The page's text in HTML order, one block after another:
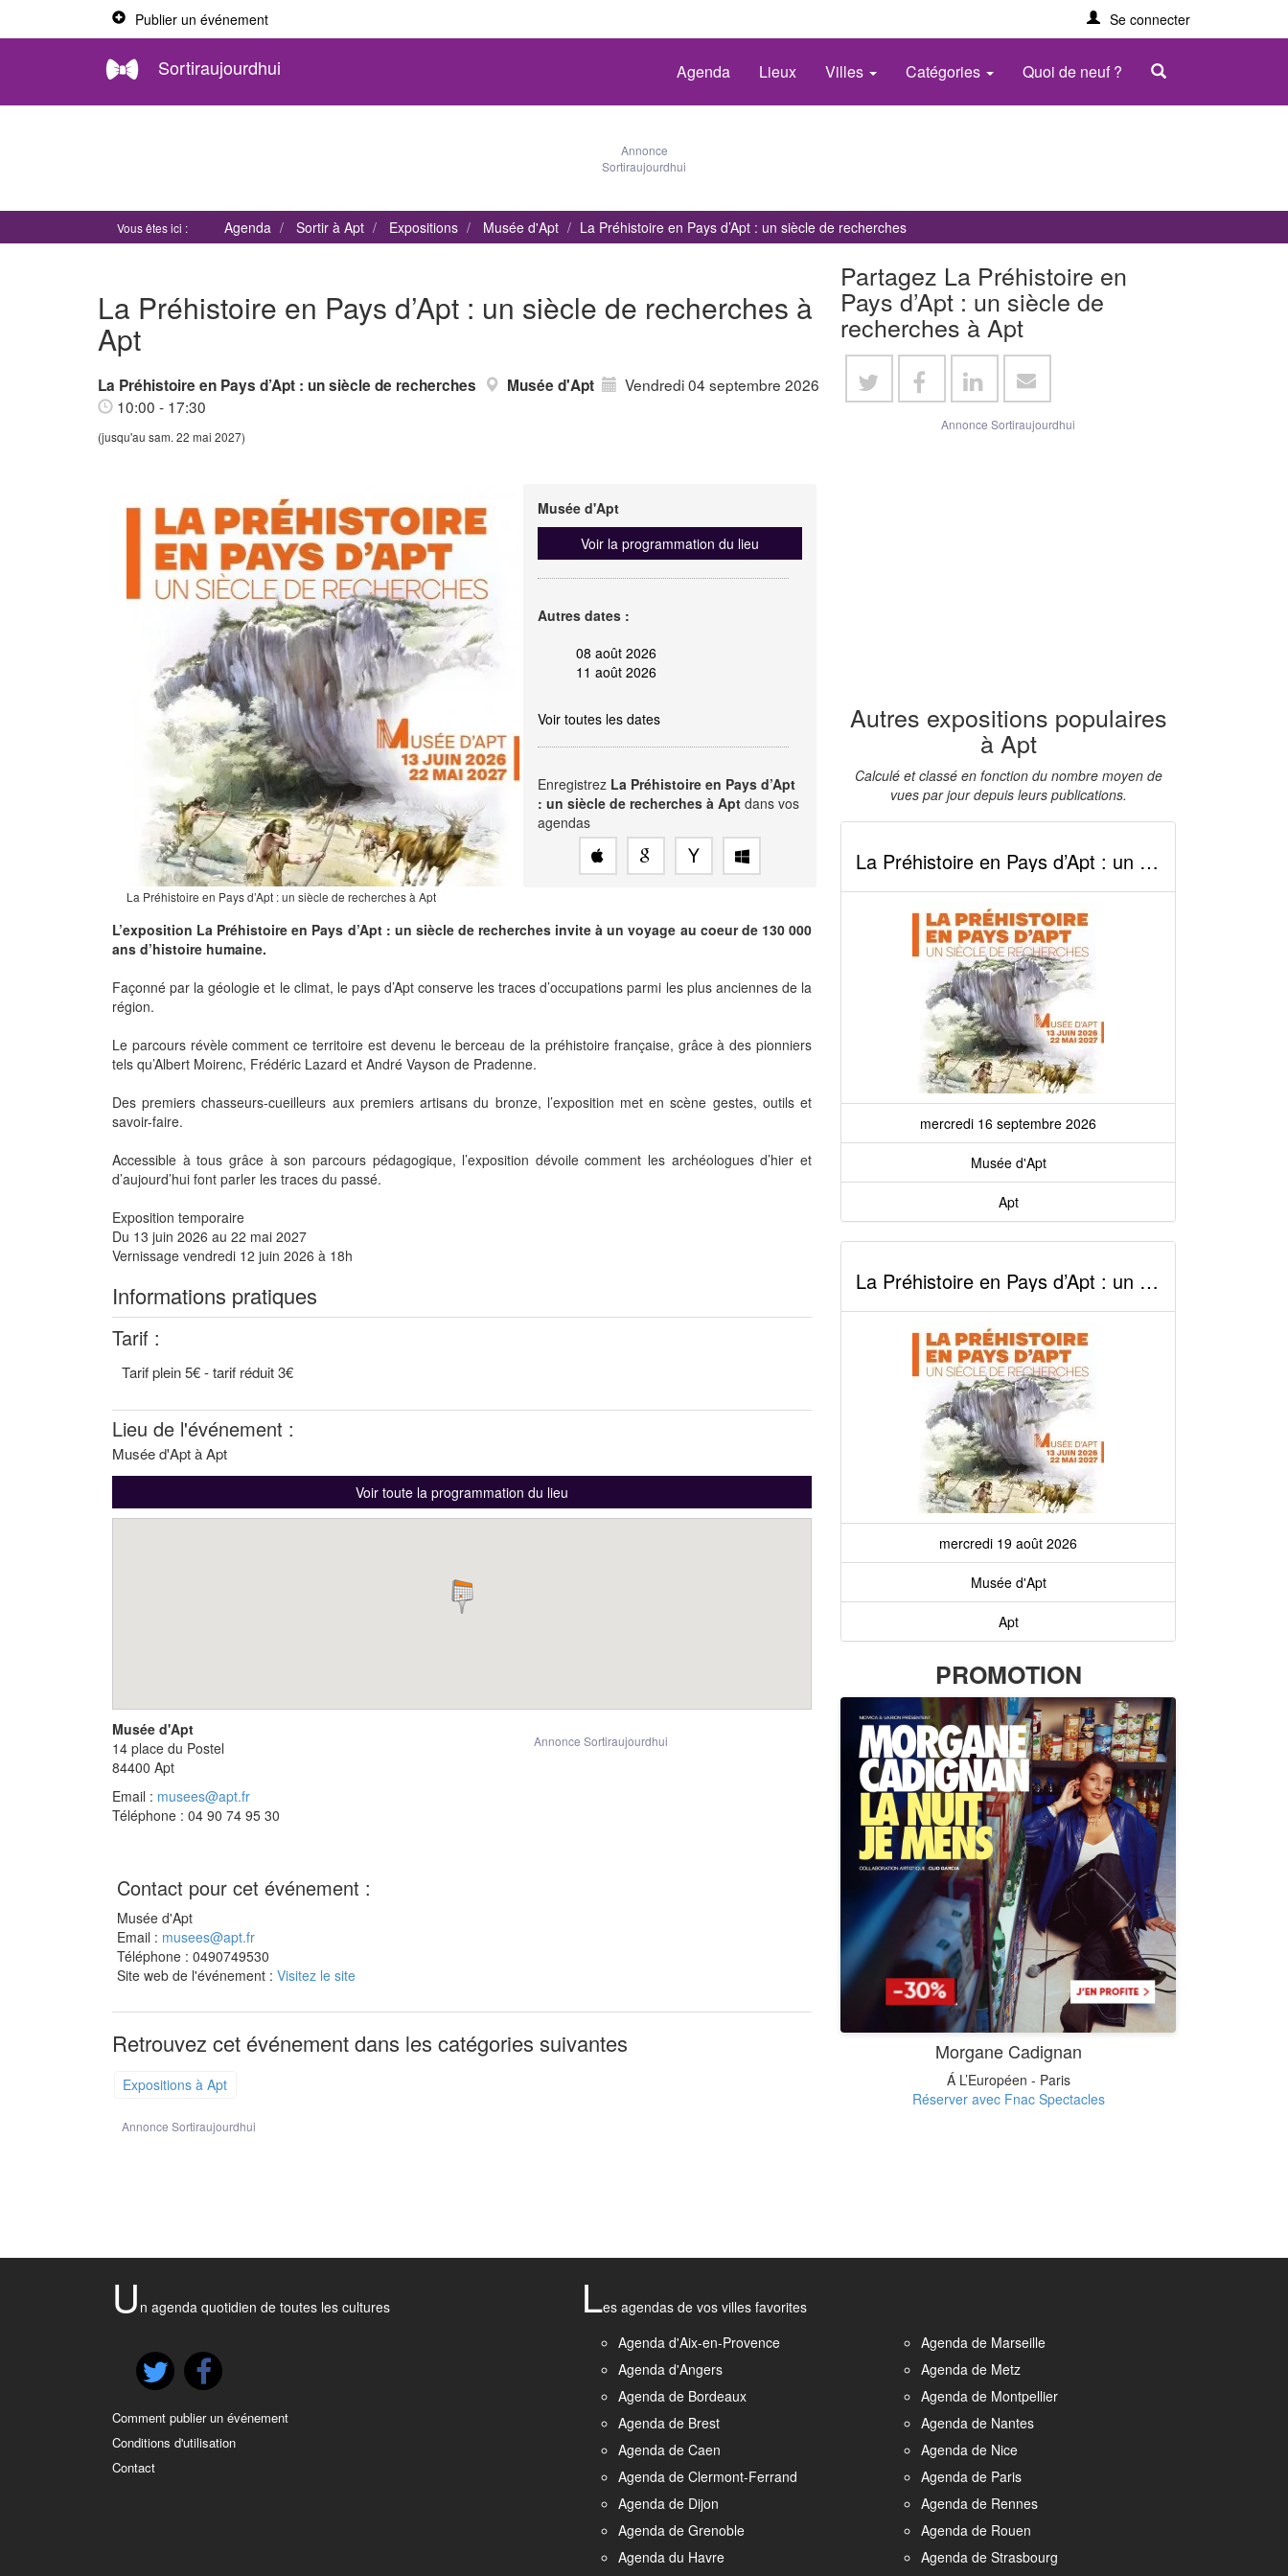
Publier un événement Se connecter
Sortiraujourdhui Agenda Lieux Villes Catégories Quoi de neuf ?
Annonce
Sortiraujourdhui
Vous êtes ici : Agenda Sortir à Apt Expositions Musée d'Apt La Préhistoire en Pays d’Apt : un siècle de recherches
La Préhistoire en Pays d’Apt : un siècle de recherches à
Apt
La Préhistoire en Pays d’Apt : un siècle de recherches Musée d'Apt
Vendredi 04 septembre 2026
10:00 - 17:30
(jusqu'au sam. 22 mai 2027)
La Préhistoire en Pays d’Apt : un siècle de recherches à Apt
Musée d'Apt
Voir la programmation du lieu
Autres dates :
08 août 2026
11 août 2026
Voir toutes les dates
Enregistrez La Préhistoire en Pays d’Apt
: un siècle de recherches à Aptdans vos
agendas
L’exposition La Préhistoire en Pays d’Apt : un siècle de recherches invite à un voyage au coeur de 130 000
ans d’histoire humaine.
Façonné par la géologie et le climat, le pays d’Apt conserve les traces d’occupations parmi les plus anciennes de la
région.
Le parcours révèle comment ce territoire est devenu le berceau de la préhistoire française, grâce à des pionniers
tels qu’Albert Moirenc, Frédéric Lazard et André Vayson de Pradenne.
Des premiers chasseurs-cueilleurs aux premiers artisans du bronze, l’exposition met en scène gestes, outils et
savoir-faire.
Accessible à tous grâce à son parcours pédagogique, l’exposition dévoile comment les archéologues d’hier et
d’aujourd’hui font parler les traces du passé.
Exposition temporaire
Du 13 juin 2026 au 22 mai 2027
Vernissage vendredi 12 juin 2026 à 18h
Informations pratiques
Tarif :
Tarif plein 5€ - tarif réduit 3€
Lieu de l'événement :
Musée d'Apt à Apt
Voir toute la programmation du lieu
Annonce Sortiraujourdhui
Musée d'Apt
14 place du Postel
84400 Apt
Email : musees@apt.fr
Téléphone : 04 90 74 95 30
Contact pour cet événement :
Musée d'Apt
Email : musees@apt.fr
Téléphone : 0490749530
Site web de l'événement : Visitez le site
Retrouvez cet événement dans les catégories suivantes
Expositions à Apt
Annonce Sortiraujourdhui
Partagez La Préhistoire en
Pays d’Apt : un siècle de
recherches à Apt
Annonce Sortiraujourdhui
Autres expositions populaires
à Apt
Calculé et classé en fonction du nombre moyen de
vues par jour depuis leurs publications.
La Préhistoire en Pays d’Apt : un siècle de recherches
mercredi 16 septembre 2026
Musée d'Apt
Apt
La Préhistoire en Pays d’Apt : un siècle de recherches
mercredi 19 août 2026
Musée d'Apt
Apt
PROMOTION
Morgane Cadignan
Á L’Européen - Paris
Réserver avec Fnac Spectacles
U n agenda quotidien de toutes les cultures
Comment publier un événement
Conditions d'utilisation
Contact
Les agendas de vos villes favorites
Agenda d'Aix-en-Provence
Agenda d'Angers
Agenda de Bordeaux
Agenda de Brest
Agenda de Caen
Agenda de Clermont-Ferrand
Agenda de Dijon
Agenda de Grenoble
Agenda du Havre
Agenda de Marseille
Agenda de Metz
Agenda de Montpellier
Agenda de Nantes
Agenda de Nice
Agenda de Paris
Agenda de Rennes
Agenda de Rouen
Agenda de Strasbourg